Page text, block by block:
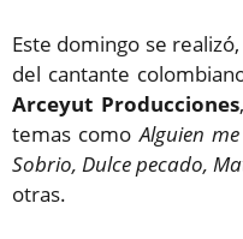
Este domingo se
del cantante
Arceyut Producciones
temas comoAlguien
Sobrio, Dulce pecado,
otras.